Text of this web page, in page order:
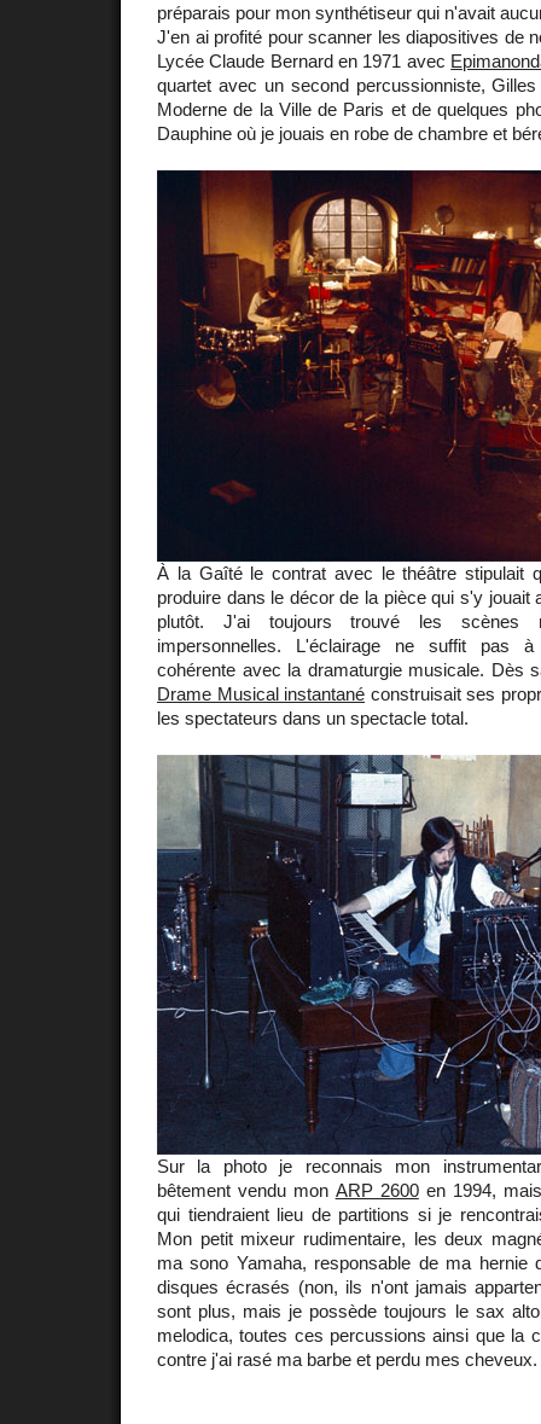
préparais pour mon synthétiseur qui n'avait
J'en ai profité pour scanner les diapositives de
Lycée Claude Bernard en 1971 avec
quartet avec un second percussionniste,
Moderne de la Ville de Paris et de quelques
Dauphine où je jouais en robe de chambre et
À la Gaîté le contrat avec le théâtre stipulait
produire dans le décor de la pièce qui s'y jouait
plutôt. J'ai toujours trouvé les scènes
impersonnelles. L'éclairage ne suffit pas
cohérente avec la dramaturgie musicale. Dès
Drame Musical instantané construisait ses
les spectateurs dans un spectacle total.
Sur la photo je reconnais mon
bêtement vendu mon ARP 2600en 1994,
qui tiendraient lieu de partitions si je
Mon petit mixeur rudimentaire, les deux
ma sono Yamaha, responsable de ma hernie
disques écrasés (non, ils n'ont jamais
sont plus, mais je possède toujours le sax
melodica, toutes ces percussions ainsi que la
contre j'ai rasé ma barbe et perdu mes cheveux.